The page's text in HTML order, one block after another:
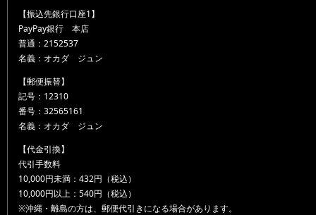
【振込先銀行口座1】
PayPay銀行 本店
普通：2152537
名義：オカダ ジュン
【郵便振替】
記号：12310
番号：32565161
名義：オカダ ジュン
【代金引換】
代引手数料
10,000円未満：432円（税込）
10,000円以上：540円（税込）
※沖縄・離島の方は、郵便代引きになる場合があります。